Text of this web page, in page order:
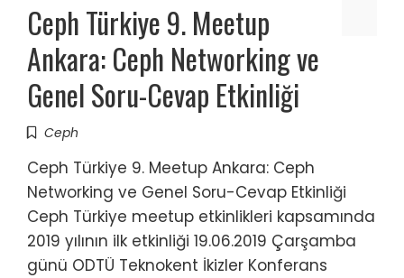
Ceph Türkiye 9. Meetup
Ankara: Ceph Networking ve
Genel Soru-Cevap Etkinliği
Ceph
Ceph Türkiye 9. Meetup Ankara: Ceph
Networking ve Genel Soru-Cevap Etkinliği
Ceph Türkiye meetup etkinlikleri kapsamında
2019 yılının ilk etkinliği 19.06.2019 Çarşamba
günü ODTÜ Teknokent İkizler Konferans